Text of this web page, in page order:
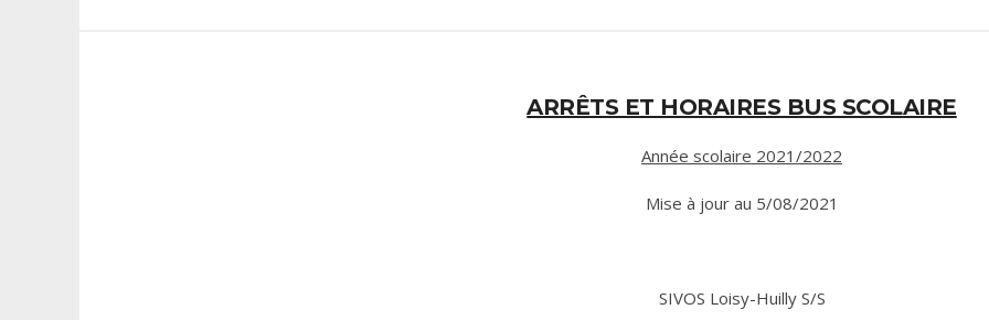
ARRÊTS ET HORAIRES BUS SCOLAIRE
Année scolaire 2021/2022
Mise à jour au 5/08/2021
SIVOS Loisy-Huilly S/S